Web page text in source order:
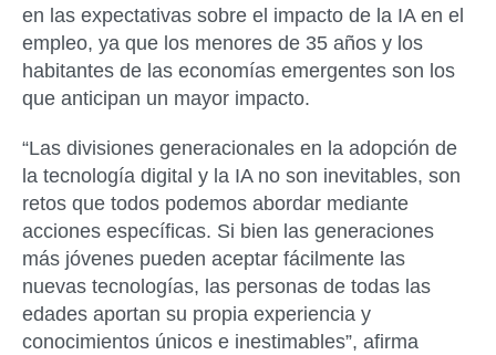
en las expectativas sobre el impacto de la IA en el
empleo, ya que los menores de 35 años y los
habitantes de las economías emergentes son los
que anticipan un mayor impacto.
“Las divisiones generacionales en la adopción de
la tecnología digital y la IA no son inevitables, son
retos que todos podemos abordar mediante
acciones específicas. Si bien las generaciones
más jóvenes pueden aceptar fácilmente las
nuevas tecnologías, las personas de todas las
edades aportan su propia experiencia y
conocimientos únicos e inestimables”, afirma